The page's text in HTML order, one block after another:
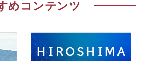
めコンテンツ